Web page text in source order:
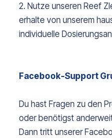
2. Nutze unseren Reef
erhalte von unserem
individuelle
Facebook-Support
Du hast Fragen zu den
oder benötigst
Dann tritt unserer